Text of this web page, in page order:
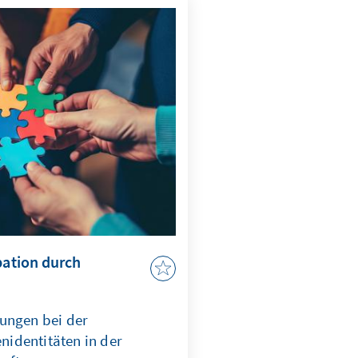
gezielt adressiert
nach ethischen
abschrecken zu
durch
bei der
in der